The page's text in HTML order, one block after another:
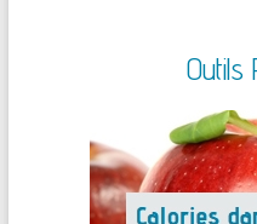
Outils